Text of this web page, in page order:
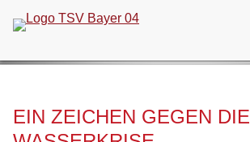
überspringen
EIN ZEICHEN GEGEN DIE